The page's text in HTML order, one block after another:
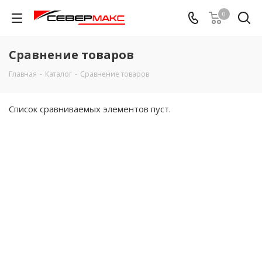
0
Сравнение товаров
Главная - Каталог - Сравнение товаров
Список сравниваемых элементов пуст.